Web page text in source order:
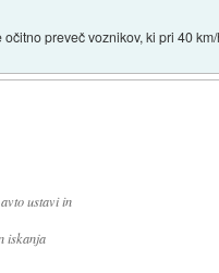
preveč voznikov, ki pri 40
ustavi in
iskanja